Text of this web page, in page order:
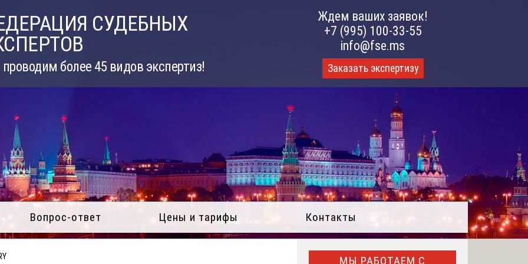
СУДЕБНЫХ
более 45 видов экспертиз!
Ждем ваших заявок!
+7 (995) 100-33-55
info@fse.ms
Заказать экспертизу
Вопрос-ответ Цены и тарифы Контакты
МЫ РАБОТАЕМ С